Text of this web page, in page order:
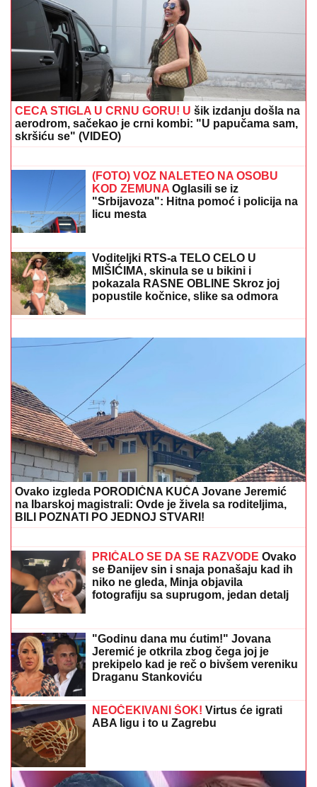
JEDAN STAN, PODELJEN NA DVA DELA:
kupio stan sa bivšom ženom, sada će mu biti PRVA
KOMŠINICA - pokazali koliko su i dalje bliski!
GOCA BOŽINOVSKA SA PORODICOM
U GRČKOJ! Snajka Bojana grmi u
kupaćem, pevačica se sunča: Oglasila
se sa jahte, ovako se baškare (FOTO)
VELIKI USPEH!Srbija osvojila medalju
na prvenstvu Evrope!
CECA STIGLA U CRNU GORU! U
šik izdanju došla na
aerodrom, sačekao je crni kombi: "U papučama sam,
skršiću se" (VIDEO)
HAOS U NEMAČKOJ VOJSCI!
Rezervisti pokrali redovne trupe:
Odnose sve, od municije do
naoružanja – Berlin u PANICI!
(FOTO) VOZ NALETEO NA OSOBU
KOD ZEMUNA Oglasili se iz
licu mesta
MARINA VISKOVIĆ U NIKAD SMELIJEM
kaubojkama i sa prorezom na suknji pokazala
izvajane noge, ali i nešto što nije htela (FOTO)
Voditeljki RTS-a TELO CELO U
MIŠIĆIMA, skinula se u bikini i